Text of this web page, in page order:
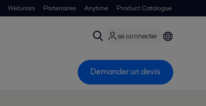
Webinars Partenaires Anytime Product Catalogue
se connecter
Demander un devis